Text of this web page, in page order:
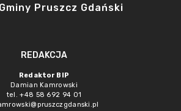
Pruszcz Gdański
REDAKCJA
Redaktor BIP
Damian Kamrowski
tel. +48 58 692 94 01